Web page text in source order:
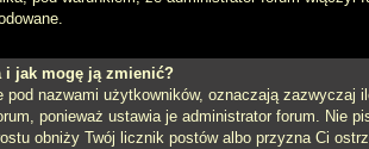
i jak mogę ją zmienić?
pod nazwami użytkowników, oznaczają
ponieważ ustawia je administrator forum. Nie
obniży Twój licznik postów albo przyzna Ci